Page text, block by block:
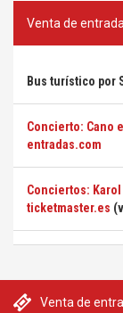
Venta de
Venta de
Bus turístico por
Concierto: Cano
entradas.com
Conciertos:
ticketmaster.es